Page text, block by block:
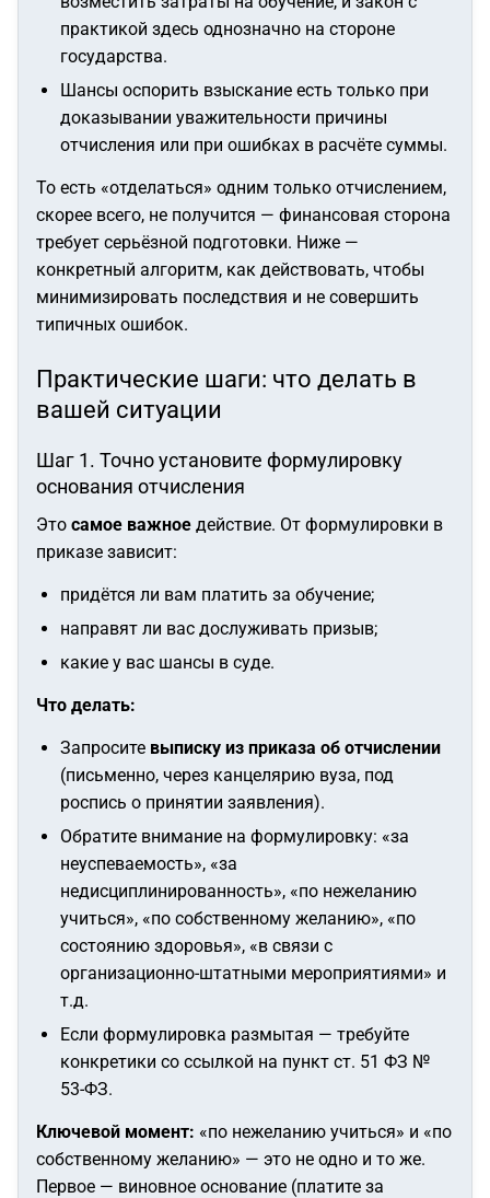
практикой здесь однозначно на стороне
государства.
Шансы оспорить взыскание есть только при
доказывании уважительности причины
отчисления или при ошибках в расчёте суммы.
То есть «отделаться» одним только отчислением,
скорее всего, не получится — финансовая сторона
требует серьёзной подготовки. Ниже —
конкретный алгоритм, как действовать, чтобы
минимизировать последствия и не совершить
типичных ошибок.
Практические шаги: что делать в
вашей ситуации
Шаг 1. Точно установите формулировку
основания отчисления
Это самое важное действие. От формулировки в
приказе зависит:
придётся ли вам платить за обучение;
направят ли вас дослуживать призыв;
какие у вас шансы в суде.
Что делать:
Запросите выписку из приказа об отчислении
(письменно, через канцелярию вуза, под
роспись о принятии заявления).
Обратите внимание на формулировку: «за
неуспеваемость», «за
недисциплинированность», «по нежеланию
учиться», «по собственному желанию», «по
состоянию здоровья», «в связи с
организационно-штатными мероприятиями» и
т.д.
Если формулировка размытая — требуйте
конкретики со ссылкой на пункт ст. 51 ФЗ №
53-ФЗ.
Ключевой момент: «по нежеланию учиться» и «по
собственному желанию» — это не одно и то же.
Первое — виновное основание (платите за